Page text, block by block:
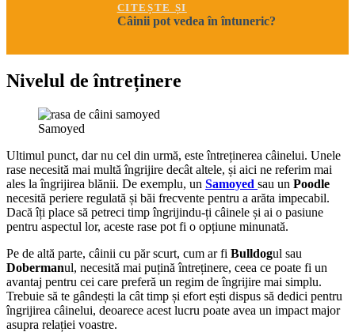
CITEȘTE ȘI
Câinii pot vedea în întuneric?
Nivelul de întreținere
Samoyed
Ultimul punct, dar nu cel din urmă, este întreținerea câinelui. Unele
rase necesită mai multă îngrijire decât altele, și aici ne referim mai
ales la îngrijirea blănii. De exemplu, un Samoyed sau un Poodle
necesită periere regulată și băi frecvente pentru a arăta impecabil.
Dacă îți place să petreci timp îngrijindu-ți câinele și ai o pasiune
pentru aspectul lor, aceste rase pot fi o opțiune minunată.
Pe de altă parte, câinii cu păr scurt, cum ar fi Bulldogul sau
Dobermanul, necesită mai puțină întreținere, ceea ce poate fi un
avantaj pentru cei care preferă un regim de îngrijire mai simplu.
Trebuie să te gândești la cât timp și efort ești dispus să dedici pentru
îngrijirea câinelui, deoarece acest lucru poate avea un impact major
asupra relației voastre.